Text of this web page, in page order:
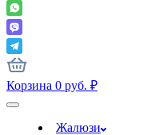
Корзина 0 руб. ₽
Жалюзи